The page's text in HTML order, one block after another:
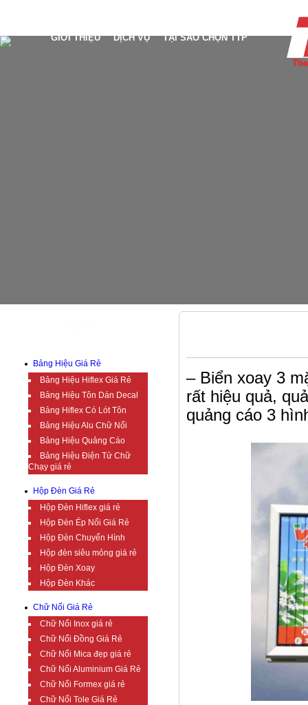
GIỚI THIỆU DỊCH VỤ TẠI SAO CHỌN TTP
Bảng Hiệu Giá Rẻ
Bảng Hiệu Hiflex Giá Rẻ
Bảng Hiệu Tôn Dán Decal
Bảng Hiflex Có Lót Tôn
Bảng Hiệu Alu Chữ Nổi
Bảng Hiệu Quảng Cáo
Bảng Hiệu Điện Tử Chữ
Chạy giá rẻ
Hộp Đèn Giá Rẻ
Hộp Đèn Hiflex giá rẻ
Hộp Đèn Ép Nổi Giá Rẻ
Hộp Đèn Chuyển Hình
Hộp đèn siêu mỏng giá rẻ
Hộp Đèn Xoay
Hộp Đèn Khác
Chữ Nổi Giá Rẻ
Chữ Nổi Inox giá rẻ
Chữ Nổi Đồng Giá Rẻ
Chữ Nổi Mica đẹp giá rẻ
Chữ Nổi Aluminium Giá Rẻ
Chữ Nổi Formex giá rẻ
Chữ Nổi Tole Giá Rẻ
– Biển xoay 3
rất hiệu quả,
quảng cáo 3